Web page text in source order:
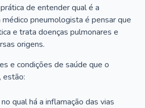
de entender qual é a
pneumologista é pensar que
e trata doenças pulmonares e
origens.
e condições de saúde que o
estão:
qual há a inflamação das vias